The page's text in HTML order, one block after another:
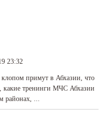
23:32
примут в Абхазии, что
какие тренинги МЧС Абхазии
районах, ...